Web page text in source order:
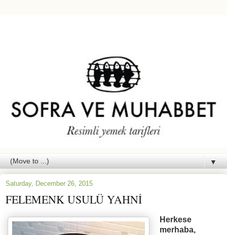
▼
Saturday, December 26, 2015
FELEMENK USULÜ YAHNİ
Herkese
merhaba,